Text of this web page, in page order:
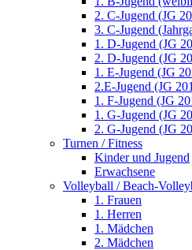
2. C-Jugend (JG
3. C-Jugend
1. D-Jugend (JG
2. D-Jugend (JG
1. E-Jugend (JG
2.E-Jugend (JG
1. F-Jugend (JG
1. G-Jugend (JG
2. G-Jugend (JG
Turnen / Fitness
Kinder und Jugend
Erwachsene
Volleyball / Beach-
1. Frauen
1. Herren
1. Mädchen
2. Mädchen